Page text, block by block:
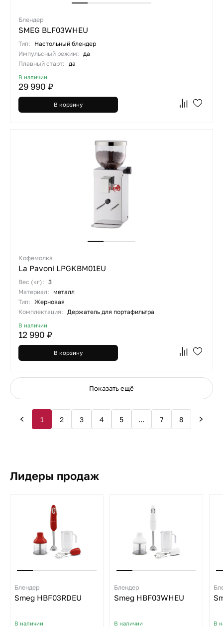
Блендер
SMEG BLF03WHEU
Тип:
Настольный блендер
Импульсный режим: да
Плавный старт: да
В наличии
29 990 ₽
В корзину
Кофемолка
La Pavoni LPGKBM01EU
Вес (кг): 3
Материал:
металл
Тип: Жерновая
Комплектация: Держатель для портафильтра
В наличии
12 990 ₽
В корзину
Показать ещё
1 2 3 4 5 ... 7 8
Лидеры продаж
Блендер
Smeg HBF03RDEU
В наличии
Блендер
Smeg HBF03WHEU
В наличии В